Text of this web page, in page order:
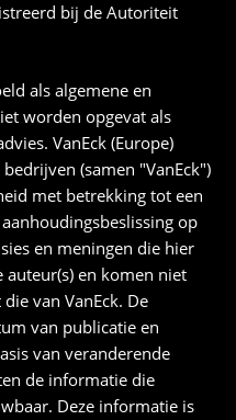
bij de Autoriteit
als algemene en
worden opgevat als
VanEck (Europe)
(samen "VanEck")
met betrekking tot een
op
en meningen die hier
auteur(s) en komen niet
van VanEck. De
van publicatie en
van veranderende
de informatie die
Deze informatie is